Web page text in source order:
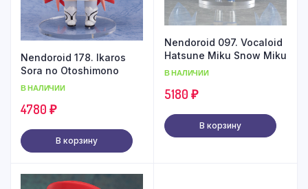
Nendoroid 178. Ikaros
Sora no Otoshimono
В НАЛИЧИИ
4780 ₽
В корзину
Nendoroid 097. Vocaloid
Hatsune Miku Snow Miku
В НАЛИЧИИ
5180 ₽
В корзину